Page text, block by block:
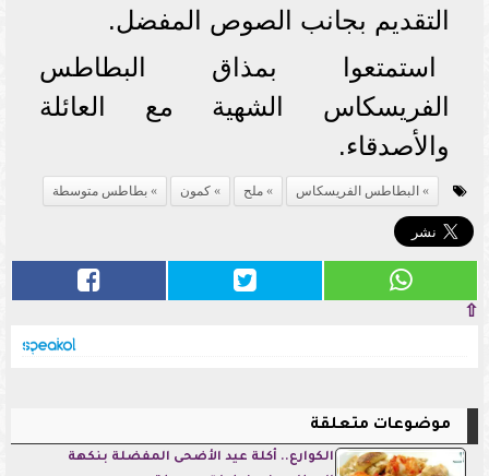
التقديم بجانب الصوص المفضل.
استمتعوا بمذاق البطاطس
الفريسكاس الشهية مع العائلة
والأصدقاء.
البطاطس الفريسكاس ملح كمون بطاطس متوسطة
⇧
موضوعات متعلقة
الكوارع.. أكلة عيد الأضحى المفضلة بنكهة